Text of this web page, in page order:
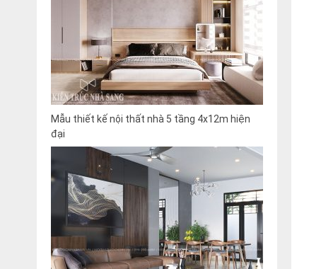
Mẫu thiết kế nội thất nhà 5 tầng 4x12m hiện
đại